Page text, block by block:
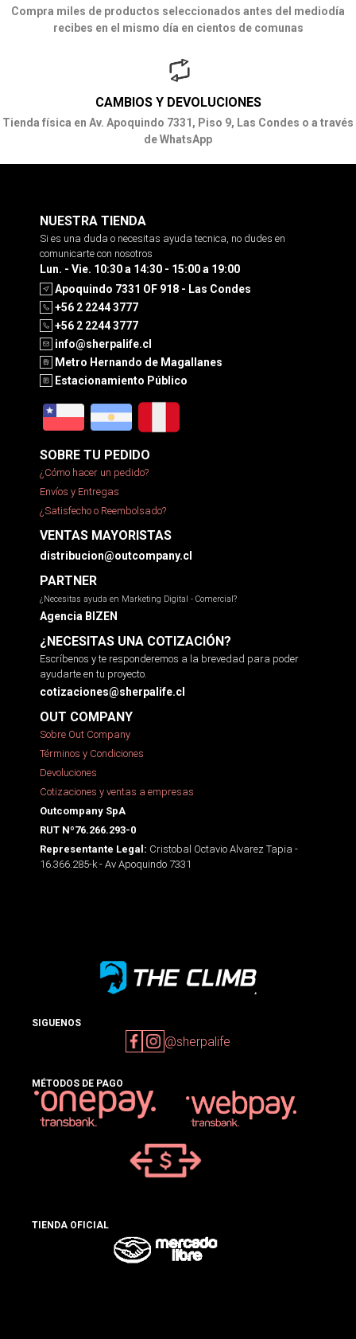
Compra miles de productos seleccionados antes del mediodía
recibes en el mismo día en cientos de comunas
CAMBIOS Y DEVOLUCIONES
Tienda física en Av. Apoquindo 7331, Piso 9, Las Condes o a través
de WhatsApp
NUESTRA TIENDA
Si es una duda o necesitas ayuda tecnica, no dudes en
comunicarte con nosotros
Lun. - Vie. 10:30 a 14:30 - 15:00 a 19:00
Apoquindo 7331 OF 918 - Las Condes
+56 2 2244 3777
+56 2 2244 3777
info@sherpalife.cl
Metro Hernando de Magallanes
Estacionamiento Público
SOBRE TU PEDIDO
¿Cómo hacer un pedido?
Envíos y Entregas
¿Satisfecho o Reembolsado?
VENTAS MAYORISTAS
distribucion@outcompany.cl
PARTNER
¿Necesitas ayuda en Marketing Digital - Comercial?
Agencia BIZEN
¿NECESITAS UNA COTIZACIÓN?
Escríbenos y te responderemos a la brevedad para poder
ayudarte en tu proyecto.
cotizaciones@sherpalife.cl
OUT COMPANY
Sobre Out Company
Términos y Condiciones
Devoluciones
Cotizaciones y ventas a empresas
Outcompany SpA
RUT Nº76.266.293-0
Representante Legal: Cristobal Octavio Alvarez Tapia -
16.366.285-k - Av Apoquindo 7331
SIGUENOS
@sherpalife
MÉTODOS DE PAGO
TIENDA OFICIAL